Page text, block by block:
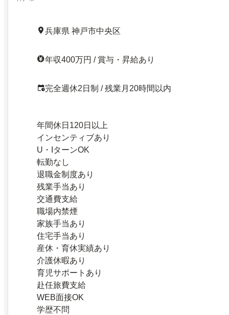
兵庫県 神戸市中央区
年収400万円 / 賞与・昇給あり
完全週休2日制 / 残業月20時間以内
年間休日120日以上
インセンティブあり
U・IターンOK
転勤なし
退職金制度あり
残業手当あり
交通費支給
職場内禁煙
家族手当あり
住宅手当あり
産休・育休実績あり
介護休暇あり
育児サポートあり
赴任旅費支給
WEB面接OK
学歴不問